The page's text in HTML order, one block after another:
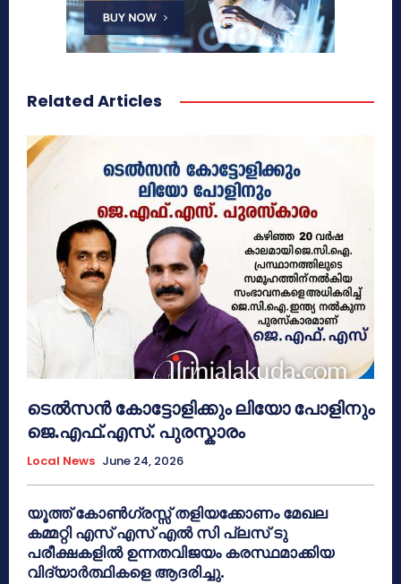
Related Articles
ടെൽസൻ കോട്ടോളിക്കും ലിയോ പോളിനും
ജെ.എഫ്.എസ്. പുരസ്കാരം
Local News June 24, 2026
യൂത്ത് കോൺഗ്രസ്സ് തളിയക്കോണം മേഖല
കമ്മറ്റി എസ് എസ് എൽ സി പ്ലസ് ടു
പരീക്ഷകളിൽ ഉന്നതവിജയം കരസ്ഥമാക്കിയ
വിദ്യാർത്ഥികളെ ആദരിച്ചു.